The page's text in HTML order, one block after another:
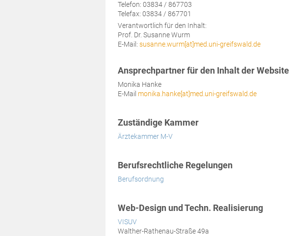
Telefon: 03834 / 867703
Telefax: 03834 / 867701
Verantwortlich für den Inhalt:
Prof. Dr. Susanne Wurm
E-Mail: susanne.wurm[at]med.uni-greifswald.de
Ansprechpartner für den Inhalt der Website
Monika Hanke
E-Mail monika.hanke[at]med.uni-greifswald.de
Zuständige Kammer
Ärztekammer M-V
Berufsrechtliche Regelungen
Berufsordnung
Web-Design und Techn. Realisierung
VISUV
Walther-Rathenau-Straße 49a